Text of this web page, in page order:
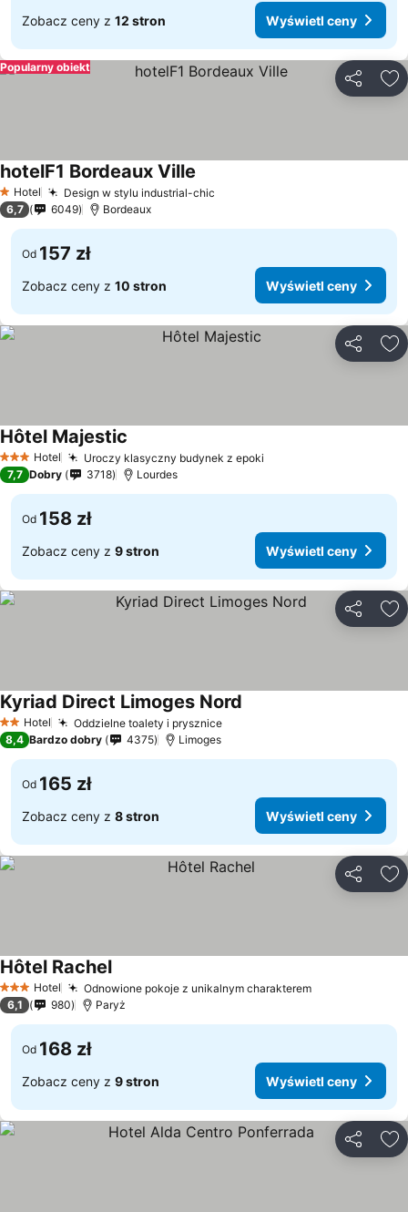
Zobacz ceny z 12 stron Wyświetl ceny
Popularny obiekt
1 Kategoria
Hotel Design w stylu industrial-chic
hotelF1 Bordeaux Ville
6,7 6049 Bordeaux
Od 157 zł
Zobacz ceny z 10 stron Wyświetl ceny
3 Kategoria
Hotel Uroczy klasyczny budynek z epoki
Hôtel Majestic
7,7 Dobry 3718 Lourdes
Od 158 zł
Zobacz ceny z 9 stron Wyświetl ceny
2 Kategoria
Hotel Oddzielne toalety i prysznice
Kyriad Direct Limoges Nord
8,4 Bardzo dobry 4375 Limoges
Od 165 zł
Zobacz ceny z 8 stron Wyświetl ceny
3 Kategoria
Hotel Odnowione pokoje z unikalnym charakterem
Hôtel Rachel
6,1 980 Paryż
Od 168 zł
Zobacz ceny z 9 stron Wyświetl ceny